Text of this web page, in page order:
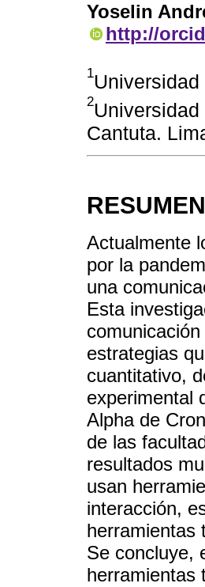
Yoselin
http://
1
2
Cantuta.
RESUMEN
Actualmente
por la
una
Esta
estrategias
cuantitativo,
experimental
Alpha de
de las
resultados
usan
interacción,
herramientas
Se concluye,
herramientas